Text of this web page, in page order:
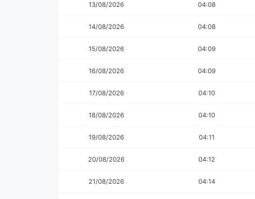
13/08/2026 04:08
14/08/2026 04:08
15/08/2026 04:09
16/08/2026 04:09
17/08/2026 04:10
18/08/2026 04:10
19/08/2026 04:11
20/08/2026 04:12
21/08/2026 04:14